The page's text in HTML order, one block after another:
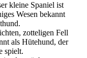
kleine Spaniel ist
Wesen bekannt
zotteligen Fell
als Hütehund, der
spielt.